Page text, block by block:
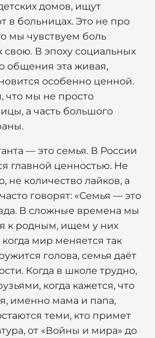
домов, ищут
в больницах. Это не про
мы чувствуем боль
свою. В эпоху социальных
общения эта живая,
особенно ценной.
что мы не просто
а часть большого
— это семья. В России
главной ценностью. Не
не количество лайков, а
говорят: «Семья — это
В сложные времена мы
к родным, ищем у них
мир меняется так
голова, семья даёт
Когда в школе трудно,
когда кажется, что
именно мама и папа,
теми, кто примет
от «Войны и мира» до